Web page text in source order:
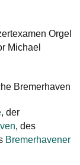
Orgel
Michael
Bremerhaven
, der
, des
Bremerhavener